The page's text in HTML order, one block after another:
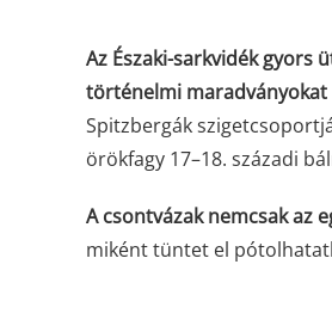
Az Északi-sarkvidék gyors
történelmi maradványokat
Spitzbergák
örökfagy 17–18. századi
A csontvázak nemcsak az
miként tüntet el